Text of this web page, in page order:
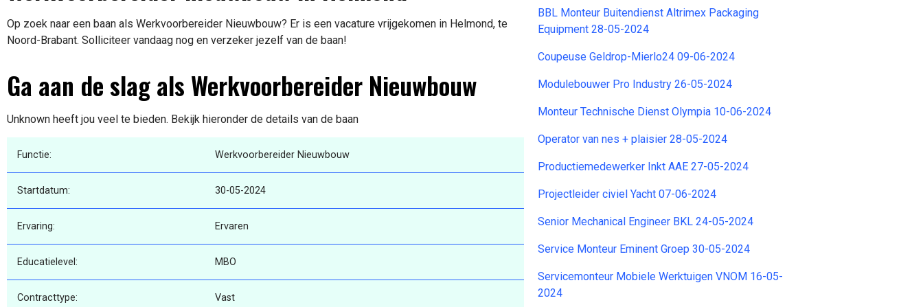
Op zoek naar een baan als Werkvoorbereider Nieuwbouw? Er is een vacature vrijgekomen in Helmond, te
Noord-Brabant. Solliciteer vandaag nog en verzeker jezelf van de baan!
Ga aan de slag als Werkvoorbereider Nieuwbouw
Unknown heeft jou veel te bieden. Bekijk hieronder de details van de baan
Functie: Werkvoorbereider Nieuwbouw
Startdatum: 30-05-2024
Ervaring: Ervaren
Educatielevel: MBO
Contracttype: Vast
BBL Monteur Buitendienst Altrimex Packaging
Equipment 28-05-2024
Coupeuse Geldrop-Mierlo24 09-06-2024
Modulebouwer Pro Industry 26-05-2024
Monteur Technische Dienst Olympia 10-06-2024
Operator van nes + plaisier 28-05-2024
Productiemedewerker Inkt AAE 27-05-2024
Projectleider civiel Yacht 07-06-2024
Senior Mechanical Engineer BKL 24-05-2024
Service Monteur Eminent Groep 30-05-2024
Servicemonteur Mobiele Werktuigen VNOM 16-05-
2024